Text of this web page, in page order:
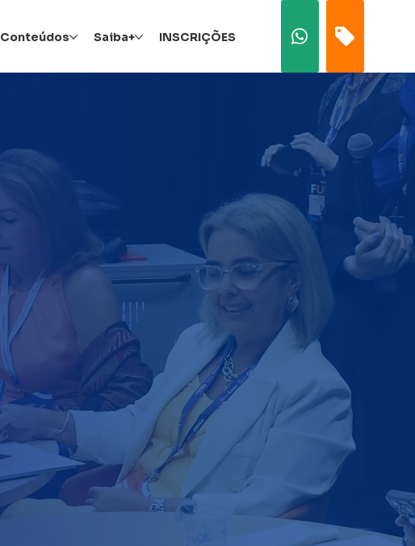
Conteúdos Saiba+ INSCRIÇÕES